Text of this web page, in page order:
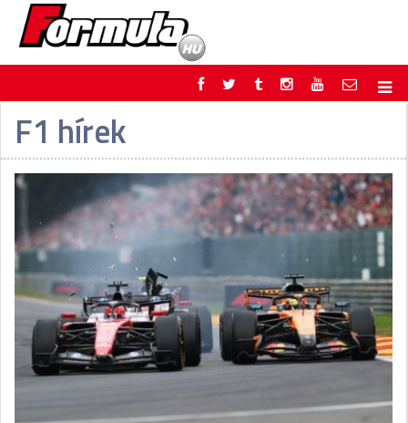
F1
FORMULA
RETRO
EGYÉB
PODCAST
SHOP
LIVE
TIPPJÁTÉK
DIGITÁLIS MAGAZIN
PONTÁLLÁSOK
VERSENYNAPTÁRAK
F1 hírek